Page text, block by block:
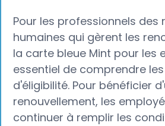
Pour les professionnels des
humaines qui gèrent les
la carte bleue Mint pour les
essentiel de comprendre
d'éligibilité. Pour bénéficier
renouvellement, les
continuer à remplir les